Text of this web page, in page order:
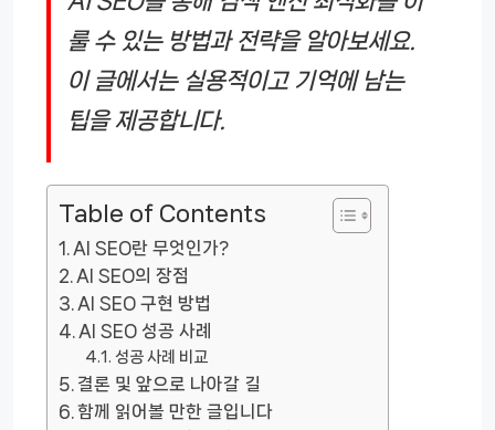
룰 수 있는 방법과 전략을 알아보세요.
이 글에서는 실용적이고 기억에 남는
팁을 제공합니다.
Table of Contents
AI SEO란 무엇인가?
AI SEO의 장점
AI SEO 구현 방법
AI SEO 성공 사례
성공 사례 비교
결론 및 앞으로 나아갈 길
함께 읽어볼 만한 글입니다